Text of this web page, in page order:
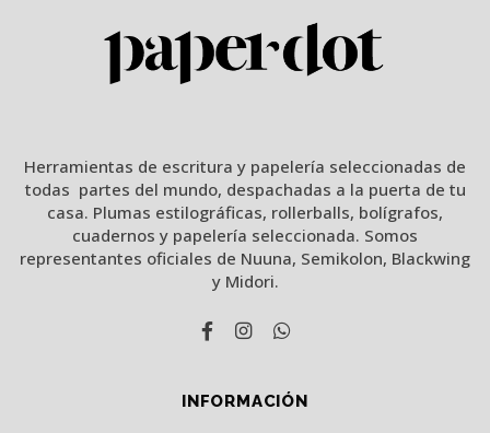
Herramientas de escritura y papelería seleccionadas de
todas partes del mundo, despachadas a la puerta de tu
casa. Plumas estilográficas, rollerballs, bolígrafos,
cuadernos y papelería seleccionada. Somos
representantes oficiales de Nuuna, Semikolon, Blackwing
y Midori.
INFORMACIÓN